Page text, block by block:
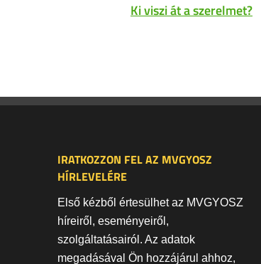
Ki viszi át a szerelmet?
IRATKOZZON FEL AZ MVGYOSZ
HÍRLEVELÉRE
Első kézből értesülhet az MVGYOSZ
híreiről, eseményeiről,
szolgáltatásairól. Az adatok
megadásával Ön hozzájárul ahhoz,